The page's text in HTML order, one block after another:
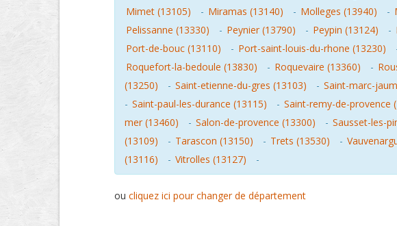
Mimet (13105)
- Miramas (13140) - Molleges (13940) -
Pelissanne (13330)
- Peynier (13790) - Peypin (13124) -
Port-de-bouc (13110)
- Port-saint-louis-du-rhone (13230)
Roquefort-la-bedoule (13830)
- Roquevaire (13360) -
(13250)
- Saint-etienne-du-gres (13103) - Saint-marc-
- Saint-paul-les-durance (13115) - Saint-remy-de-provence
mer (13460)
- Salon-de-provence (13300) - Sausset-les-
(13109)
- Tarascon (13150) - Trets (13530) -
(13116)
- Vitrolles (13127) -
ou cliquez ici pour changer de département